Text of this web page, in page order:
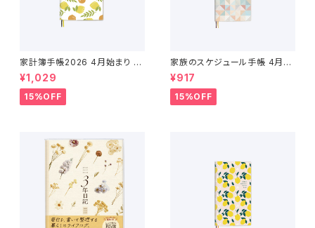
家計簿手帳2026 4月始まり （2
026年3月〜2027年4月）
¥1,029
15%OFF
家族のスケジュール手帳 4月始
まり（2026年3月〜2027年4
月）
¥917
15%OFF